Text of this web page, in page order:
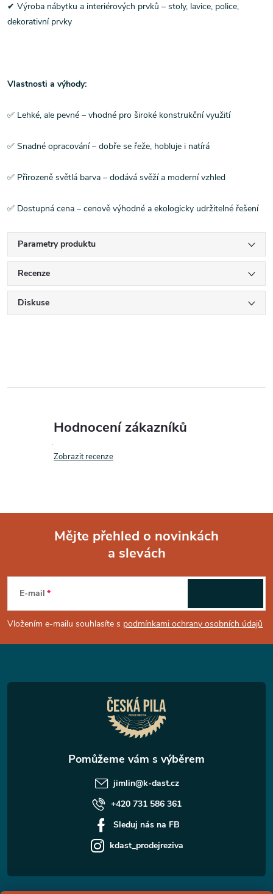
✔ Výroba nábytku a interiérových prvků – stoly, lavice, police,
dekorativní prvky
Vlastnosti a výhody:
✅ Lehké, ale pevné – vhodné pro široké konstrukční využití
✅ Snadné opracování – dobře se řeže, hobluje i natírá
✅ Přirozeně světlá barva – dodává svěží a moderní vzhled
✅ Dostupná cena – cenově výhodné a ekologicky udržitelné řešení
Parametry produktu
Recenze
Diskuse
Hodnocení zákazníků
Zobrazit recenze
p
a
t
Mějte přehled o novinkách
a slevách
E-mail
Vložením e-mailu souhlasíte s podmínkami ochrany osobních údajů
jimlin@k-dast.cz
+420 731 586 361
Sleduj nás na FB
kdast_prodejreziva